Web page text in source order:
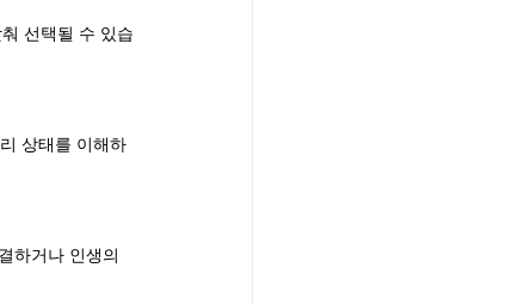
선택될 수 있습
상태를 이해하
하거나 인생의